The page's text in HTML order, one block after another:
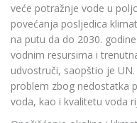
veće potražnje vode u
povećanja posljedica
na putu da do 2030.
vodnim resursima i
udvostruči, saopštio je
problem zbog nedostatka
voda, kao i kvalitetu voda